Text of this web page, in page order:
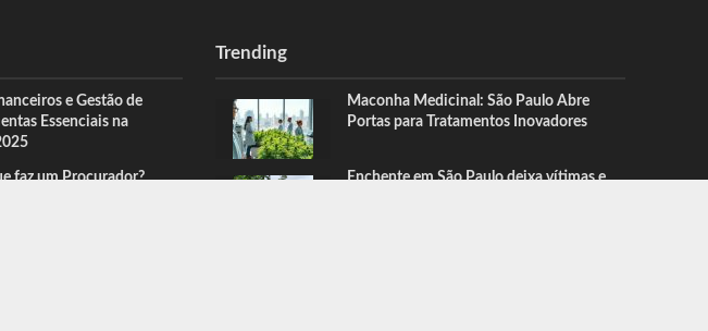
e Gestão de
Essenciais na
faz um Procurador?
Trending
Maconha Medicinal: São Paulo Abre
Portas para Tratamentos Inovadores
Enchente em São Paulo deixa vítimas e